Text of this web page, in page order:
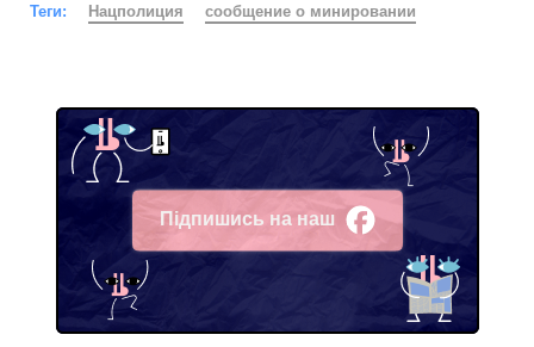
Теги: Нацполиция сообщение о минировании
Підпишись на наш
Facebook